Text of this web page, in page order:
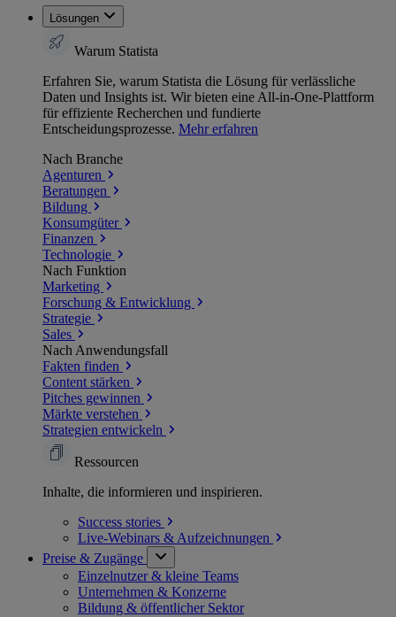
Lösungen
Warum Statista
Erfahren Sie, warum Statista die Lösung für verlässliche
Daten und Insights ist. Wir bieten eine All-in-One-Plattform
für effiziente Recherchen und fundierte
Entscheidungsprozesse. Mehr erfahren
Nach Branche
Agenturen
Beratungen
Bildung
Konsumgüter
Finanzen
Technologie
Nach Funktion
Marketing
Forschung & Entwicklung
Strategie
Sales
Nach Anwendungsfall
Fakten finden
Content stärken
Pitches gewinnen
Märkte verstehen
Strategien entwickeln
Ressourcen
Inhalte, die informieren und inspirieren.
Success stories
Live-Webinars & Aufzeichnungen
Preise & Zugänge
Einzelnutzer & kleine Teams
Unternehmen & Konzerne
Bildung & öffentlicher Sektor